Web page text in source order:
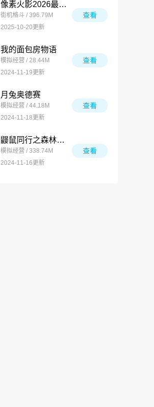
像素火影2026最新版
街机格斗 / 396.79M
2025-10-20更新
查看
我的面包房物语
模拟经营 / 28.44M
2024-11-19更新
查看
月兔奥德赛
模拟经营 / 44.18M
2024-11-18更新
查看
鼹鼠同行之森林之家万圣节版
模拟经营 / 338.74M
2024-11-16更新
查看